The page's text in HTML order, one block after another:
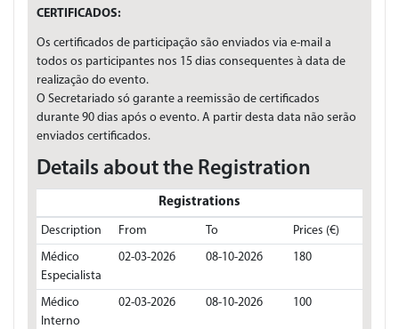
CERTIFICADOS:
Os certificados de participação são enviados via e-mail a
todos os participantes nos 15 dias consequentes à data de
realização do evento.
O Secretariado só garante a reemissão de certificados
durante 90 dias após o evento. A partir desta data não serão
enviados certificados.
Details about the Registration
Registrations
Description From To
Prices (€)
Médico
Especialista
02-03-2026 08-10-2026 180
Médico
Interno
02-03-2026 08-10-2026 100